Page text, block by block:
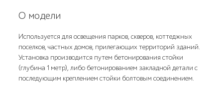
О модели
Используется для освещения парков, скверов, коттеджных
поселков, частных домов, прилегающих территорий зданий.
Установка производится путем бетонирования стойки
(глубина 1 метр), либо бетонированием закладной детали с
последующим креплением стойки болтовым соединением.